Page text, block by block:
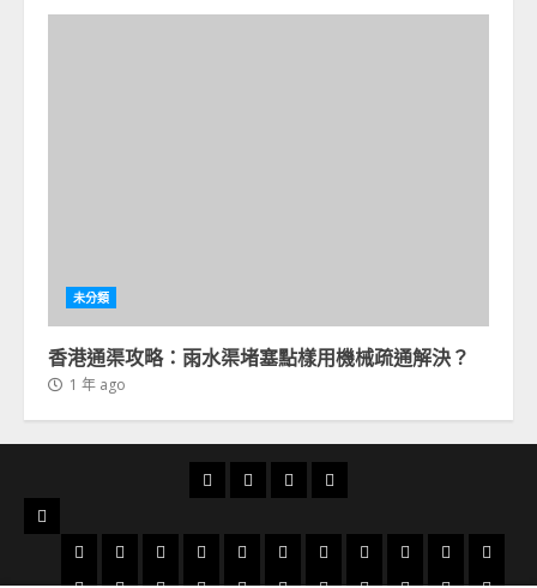
未分類
香港通渠攻略：雨水渠堵塞點樣用機械疏通解決？
1 年 ago
首
通
俱
樂
通
分
享
24
時
通
服
地
太
太
大
大
大
火
粉
北
旺
荃
天